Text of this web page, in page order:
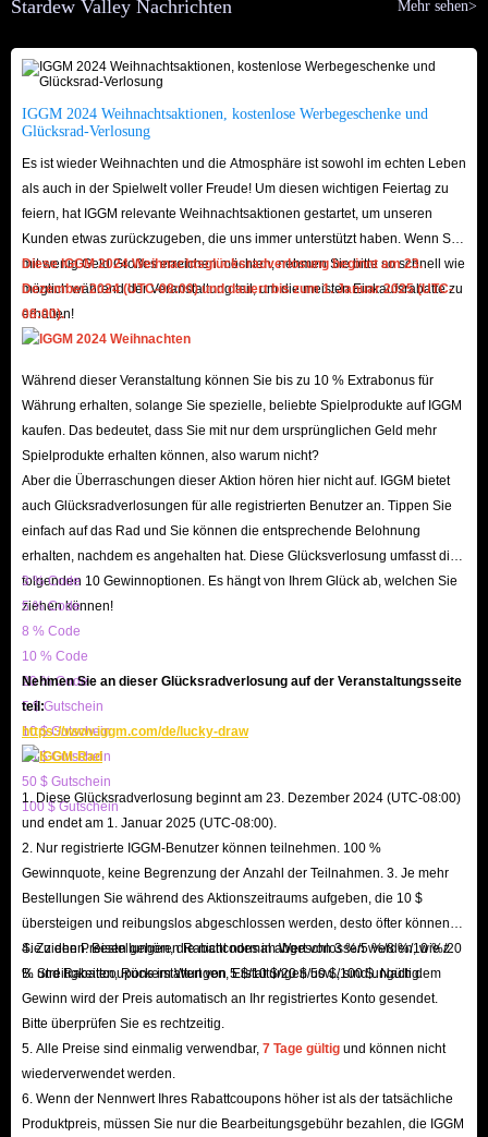
Kunsthandwerkswaren.
Bergbau und Nahrungssuche: Erkunden Sie Minen und das Tal, um
wertvolle Mineralien, Geoden und Stardew Valley-Gegenstände zu
der Abbau von Knotenpunkten oder das Besiegen von Monstern
erforderlich ist.
Handwerk und Bauen: Nutzen Sie gesammelte Ressourcen wie Holz,
Stein und Erz, um Werkzeuge, Maschinen und Strukturen herzustellen,
die für eine effiziente Landwirtschaft wichtig sind, wie Truhen,
Vogelscheuchen, Sprinkler und Fässer.
Wasserlebewesen zu fangen, von denen einige zum Kochen verwendet
oder gewinnbringend verkauft werden können.
Abschließen von Quests und Erfolgen: Verdiene Stardew Valley-
Gegenstände, indem du Quests für NPCs abschließt oder bestimmte
Veranstaltungen und Festivals, die Belohnungen bieten.
Spawning-Cheat: Nutzen Sie den Spawning-Cheat, um bestimmte
Gegenstände zu erhalten, indem Sie Ihrem Charakter einen Namen mit
Wie kaufe ich günstige, sichere und schnelle
Stardew Valley-Artikel bei IGGM?
Bei IGGM verfügt unser umfangreiches Inventar über eine vielfältige
Auswahl an Stardew Valley-Gegenständen zum Verkauf, die alle im Spiel
vorkommenden Gegenstandstypen umfassen. Ganz gleich, ob Sie mit
einem Mangel konfrontiert sind, der Ihren Fortschritt behindert, oder
einfach nur auf der Suche nach Bequemlichkeit sind: Der Kauf von
Stardew Valley-Artikeln bei IGGM ist eindeutig die beste Wahl.
1. Artikelauswahl
Navigieren Sie durch unsere umfassende Auswahl an Stardew Valley-
Artikeln und geben Sie die gewünschte Menge zum Kauf an.
2. Benutzerinformationen
aus. Wer auf der Suche nach günstigeren Stardew Valley-Artikeln ist, sollte
Stardew Valley Nachrichten Mehr sehen>
IGGM 2024 Weihnachtsaktionen, kostenlose Werbegeschenke und
Glücksrad-Verlosung
Es ist wieder Weihnachten und die Atmosphäre ist sowohl im echten Leben
als auch in der Spielwelt voller Freude! Um diesen wichtigen Feiertag zu
feiern, hat IGGM relevante Weihnachtsaktionen gestartet, um unseren
Kunden etwas zurückzugeben, die uns immer unterstützt haben. Wenn Sie
mit wenig Geld Großes erreichen möchten, nehmen Sie bitte so schnell wie
möglich während der Veranstaltung teil, um die meisten Einkaufsrabatte zu
erhalten!
Diese IGGM 2024 Weihnachtsglücksradverlosung beginnt am 23.
Dezember 2024 (UTC-08:00) und dauert bis zum 1. Januar 2025 (UTC-
08:00).
Während dieser Veranstaltung können Sie bis zu 10 % Extrabonus für
Währung erhalten, solange Sie spezielle, beliebte Spielprodukte auf IGGM
kaufen. Das bedeutet, dass Sie mit nur dem ursprünglichen Geld mehr
Spielprodukte erhalten können, also warum nicht?
Aber die Überraschungen dieser Aktion hören hier nicht auf. IGGM bietet
auch Glücksradverlosungen für alle registrierten Benutzer an. Tippen Sie
einfach auf das Rad und Sie können die entsprechende Belohnung
erhalten, nachdem es angehalten hat. Diese Glücksverlosung umfasst die
folgenden 10 Gewinnoptionen. Es hängt von Ihrem Glück ab, welchen Sie
ziehen können!
3 % Code
5 % Code
8 % Code
10 % Code
20 % Code
5 $ Gutschein
10 $ Gutschein
20 $ Gutschein
50 $ Gutschein
100 $ Gutschein
Nehmen Sie an dieser Glücksradverlosung auf der Veranstaltungsseite
teil:
https://www.iggm.com/de/lucky-draw
1. Diese Glücksradverlosung beginnt am 23. Dezember 2024 (UTC-08:00)
und endet am 1. Januar 2025 (UTC-08:00).
2. Nur registrierte IGGM-Benutzer können teilnehmen. 100 %
Gewinnquote, keine Begrenzung der Anzahl der Teilnahmen. 3. Je mehr
Bestellungen Sie während des Aktionszeitraums aufgeben, die 10 $
übersteigen und reibungslos abgeschlossen werden, desto öfter können
Sie ziehen. Bestellungen, die nicht normal abgeschlossen werden, wie z.
B. Streitigkeiten, Rückerstattungen, Erstattungen usw., sind ungültig.
4. Zu den Preisen gehören Rabattcodes im Wert von 3 %/5 %/8 %/10 %/20
% und Rabattcoupons im Wert von 5 $/10 $/20 $/50 $/100 $. Nach dem
Gewinn wird der Preis automatisch an Ihr registriertes Konto gesendet.
Bitte überprüfen Sie es rechtzeitig.
5. Alle Preise sind einmalig verwendbar, 7 Tage gültig und können nicht
wiederverwendet werden.
6. Wenn der Nennwert Ihres Rabattcoupons höher ist als der tatsächliche
Produktpreis, müssen Sie nur die Bearbeitungsgebühr bezahlen, die IGGM